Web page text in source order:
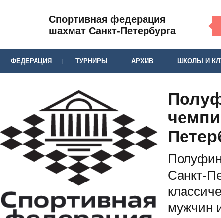
Спортивная федерация
шахмат Санкт-Петербурга
ФЕДЕРАЦИЯ ТУРНИРЫ АРХИВ ШКОЛЫ И
Санкт-
мужчин